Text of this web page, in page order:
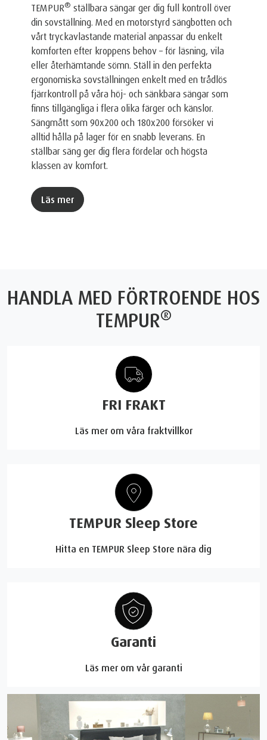
TEMPUR® ställbara sängar ger dig full kontroll över
din sovställning. Med en motorstyrd sängbotten och
vårt tryckavlastande material anpassar du enkelt
komforten efter kroppens behov – för läsning, vila
eller återhämtande sömn. Ställ in den perfekta
ergonomiska sovställningen enkelt med en trådlös
fjärrkontroll på våra höj- och sänkbara sängar som
finns tillgängliga i flera olika färger och känslor.
Sängmått som 90x200 och 180x200 försöker vi
alltid hålla på lager för en snabb leverans. En
ställbar säng ger dig flera fördelar och högsta
klassen av komfort.
Läs mer
HANDLA MED FÖRTROENDE HOS
TEMPUR®
FRI FRAKT
Läs mer om våra fraktvillkor
TEMPUR Sleep Store
Hitta en TEMPUR Sleep Store nära dig
Garanti
Läs mer om vår garanti